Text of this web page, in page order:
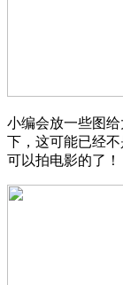
小编会放一些图
下，这可能已经
可以拍电影的了！